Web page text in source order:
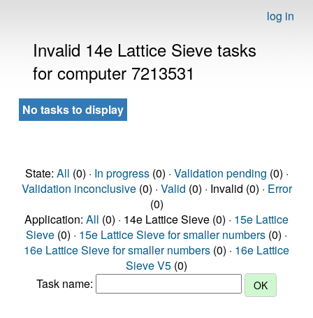
log in
Invalid 14e Lattice Sieve tasks
for computer 7213531
No tasks to display
State: All (0) · In progress(0) · Validation pending (0) ·
Validation inconclusive(0) · Valid (0) · Invalid (0) · Error
(0)
Application: All (0) · 14e Lattice Sieve (0) · 15e Lattice
Sieve (0) · 15e Lattice Sieve for smaller numbers (0) ·
16e Lattice Sieve for smaller numbers (0) · 16e Lattice
Sieve V5 (0)
Task name: